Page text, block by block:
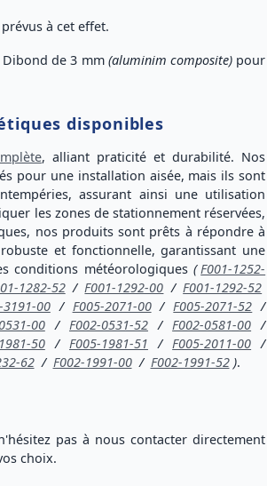
à cet effet.
de 3 mm (aluminim composite) pour
disponibles
, alliant praticité et durabilité. Nos
pour une installation aisée, mais ils sont
, assurant ainsi une utilisation
les zones de stationnement réservées,
nos produits sont prêts à répondre à
et fonctionnelle, garantissant une
conditions météorologiques( F001-1252-
1282-52 / F001-1292-00 / F001-1292-52
3191-00 / F005-2071-00 / F005-2071-52 /
00 / F002-0531-52 / F002-0581-00 /
50 / F005-1981-51 / F005-2011-00 /
62 / F002-1991-00 / F002-1991-52 ).
pas à nouscontacter directement
choix.